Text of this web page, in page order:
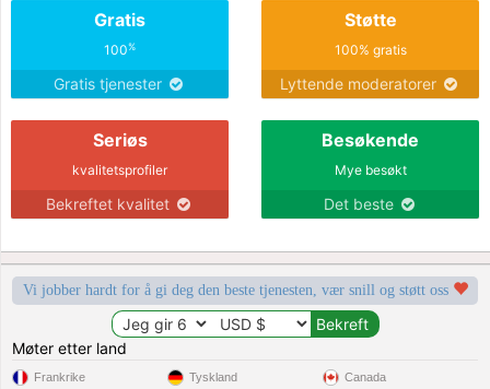
Gratis
100%
Gratis tjenester
Støtte
100% gratis
Lyttende moderatorer
Seriøs
kvalitetsprofiler
Bekreftet kvalitet
Besøkende
Mye besøkt
Det beste
Vi jobber hardt for å gi deg den beste tjenesten, vær snill og støtt oss
Møter etter land
Frankrike Tyskland Canada